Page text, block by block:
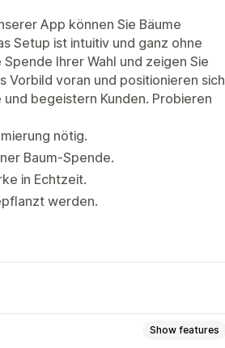
App können Sie Bäume
Setup ist intuitiv und ganz ohne
Ihrer Wahl und zeigen Sie
Vorbild voran und positionieren sich
begeistern Kunden. Probieren
nötig.
Baum-Spende.
in Echtzeit.
werden.
Show features